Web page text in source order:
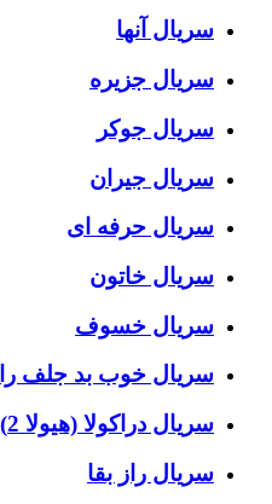
سریال آنها
سریال جزیره
سریال جوکر
سریال جیران
سریال حرفه ای
سریال خاتون
سریال خسوف
سریال خوب بد جلف
سریال دراکولا (هیولا 2)
سریال راز بقا